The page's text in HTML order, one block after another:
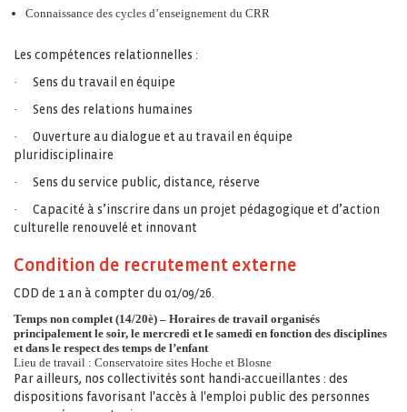
Connaissance des cycles d’enseignement du CRR
Les compétences relationnelles :
·
Sens du travail en équipe
·
Sens des relations humaines
·
Ouverture au dialogue et au travail en équipe
pluridisciplinaire
·
Sens du service public, distance, réserve
·
Capacité à s’inscrire dans un projet pédagogique et d’action
culturelle renouvelé et innovant
Condition de recrutement externe
CDD de 1 an à compter du 01/09/26.
Temps non complet (14/20è) – Horaires de travail organisés
principalement le soir, le mercredi et le samedi en fonction des disciplines
et dans le respect des temps de l’enfant
Lieu de travail : Conservatoire sites Hoche et Blosne
Par ailleurs, nos collectivités sont handi-accueillantes : des
dispositions favorisant l'accès à l'emploi public des personnes